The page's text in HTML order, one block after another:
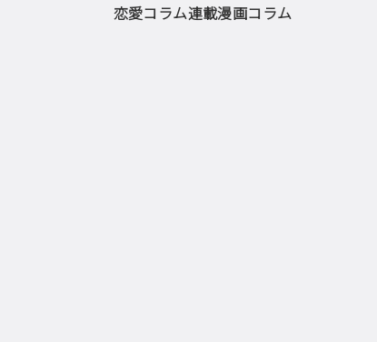
恋愛コラム連載漫画コラム